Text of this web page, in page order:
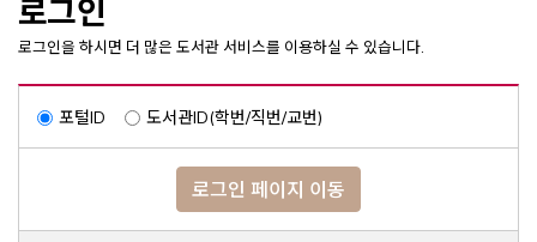
로그인
로그인을 하시면 더 많은 도서관 서비스를 이용하실 수 있습니다.
포털ID 도서관ID(학번/직번/교번)
로그인 페이지 이동